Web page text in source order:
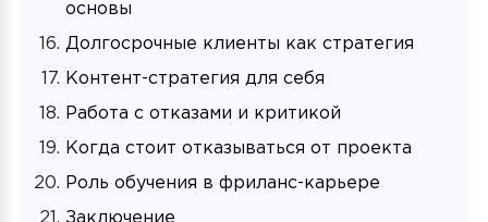
основы
Долгосрочные клиенты как стратегия
Контент-стратегия для себя
Работа с отказами и критикой
Когда стоит отказываться от проекта
Роль обучения в фриланс-карьере
Заключение